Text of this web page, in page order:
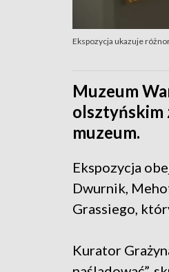
Ekspozycja ukazuje
Muzeum
olsztyńskim
muzeum.
Ekspozycja
Dwurnik,
Grassiego,
Kurator